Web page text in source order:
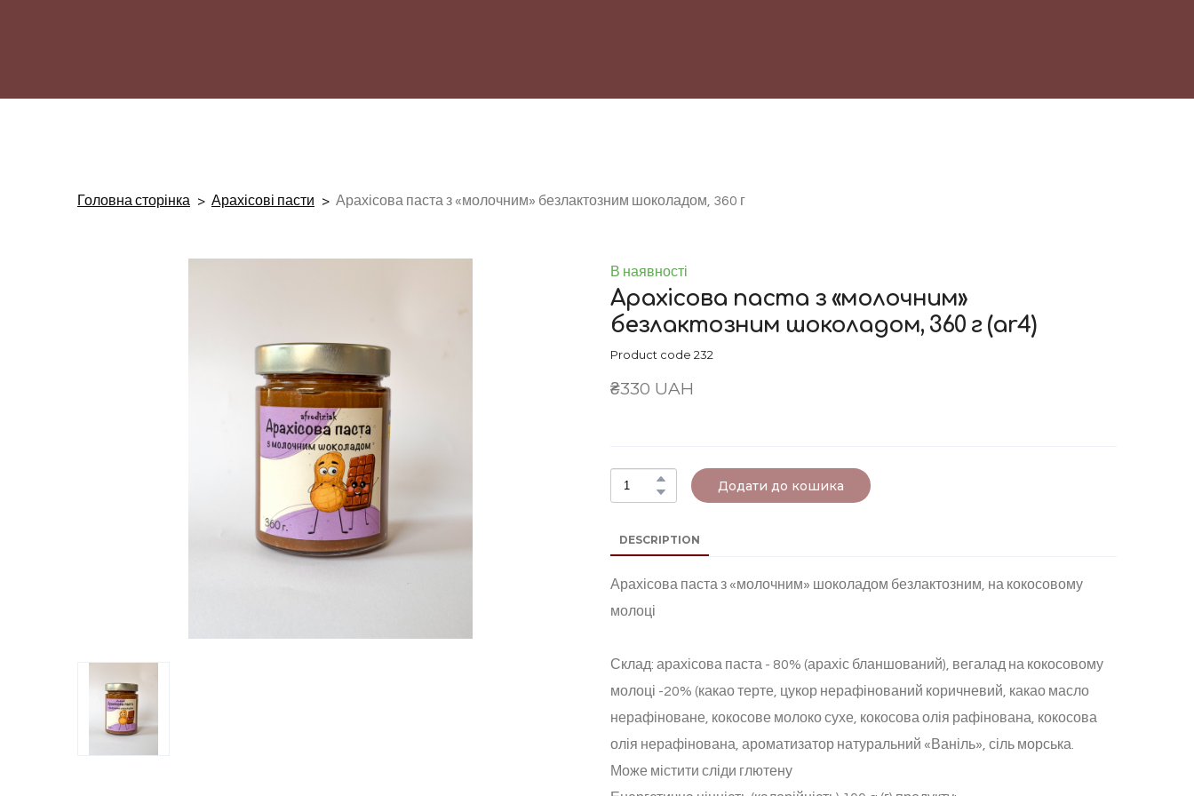
Головна сторінка Арахісові пасти Арахісова паста з «молочним» безлактозним шоколадом, 360 г
В наявності
Арахісова паста з «молочним»
безлактозним шоколадом, 360 г (ar4)
Product code 232
₴330 UAH
Додати до кошика
DESCRIPTION
Арахісова паста з «молочним» шоколадом безлактозним, на кокосовому
молоці
Склад: арахісова паста - 80% (арахіс бланшований), вегалад на кокосовому
молоці -20% (какао терте, цукор нерафінований коричневий, какао масло
нерафіноване, кокосове молоко сухе, кокосова олія рафінована, кокосова
олія нерафінована, ароматизатор натуральний «Ваніль», сіль морська.
Може містити сліди глютену